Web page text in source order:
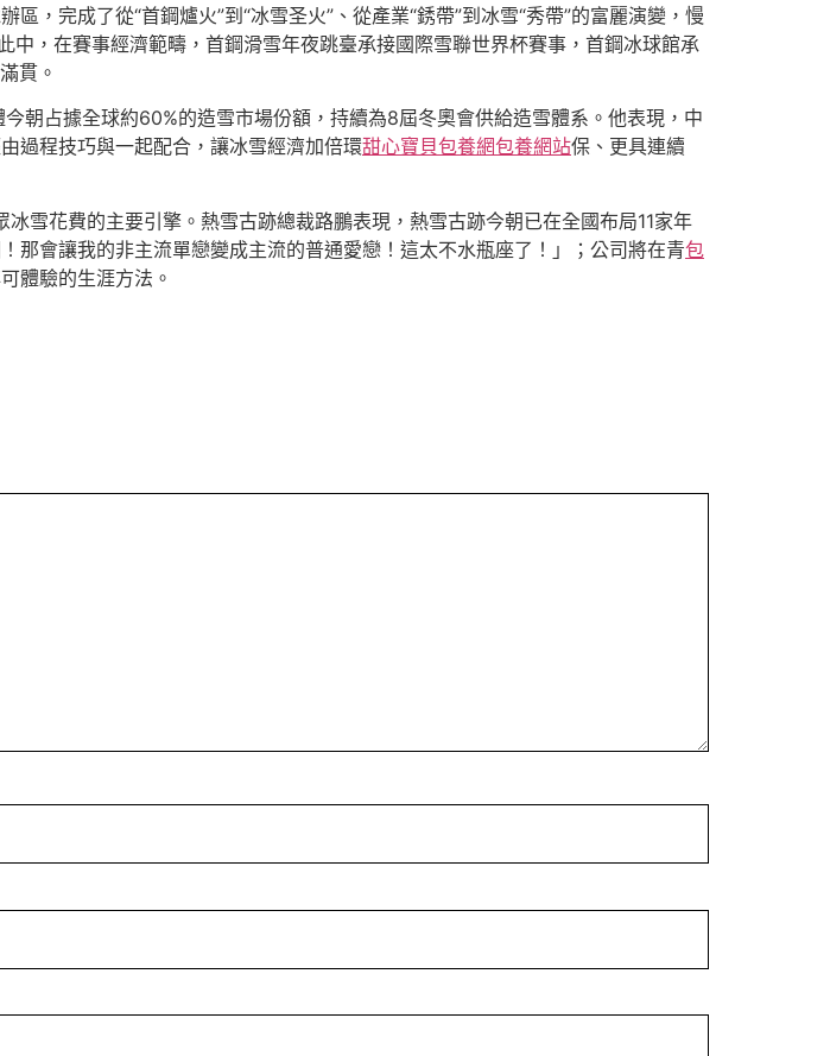
，完成了從“首鋼爐火”到“冰雪圣火”、從產業“銹帶”到冰雪“秀帶”的富麗演變，慢
中，在賽事經濟範疇，首鋼滑雪年夜跳臺承接國際雪聯世界杯賽事，首鋼冰球館承
貫。
今朝占據全球約60%的造雪市場份額，持續為8屆冬奧會供給造雪體系。他表現，中
過程技巧與一起配合，讓冰雪經濟加倍環甜心寶貝包養網包養網站保、更具連續
雪花費的主要引擎。熱雪古跡總裁路鵬表現，熱雪古跡今朝已在全國布局11家年
會讓我的非主流單戀變成主流的普通愛戀！這太不水瓶座了！」；公司將在青包
體驗的生涯方法。